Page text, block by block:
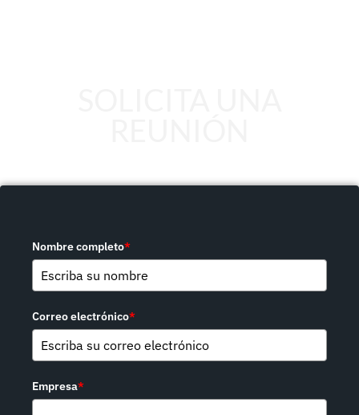
Nombre completo*
Correo electrónico*
Empresa*